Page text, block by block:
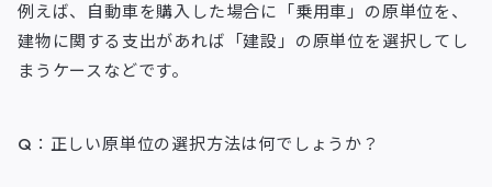
例えば、自動車を購入した場合に「乗用車」の原単位を、
建物に関する支出があれば「建設」の原単位を選択してし
まうケースなどです。
Q：正しい原単位の選択方法は何でしょうか？